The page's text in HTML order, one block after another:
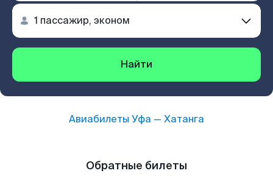
Найти
Авиабилеты Уфа — Хатанга
Обратные билеты